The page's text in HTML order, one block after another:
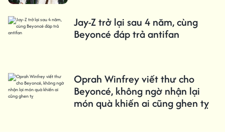
Jay-Z trở lại sau 4 năm, cùng
Beyoncé đáp trả antifan
Oprah Winfrey viết thư cho
Beyoncé, không ngờ nhận lại
món quà khiến ai cũng ghen tỵ